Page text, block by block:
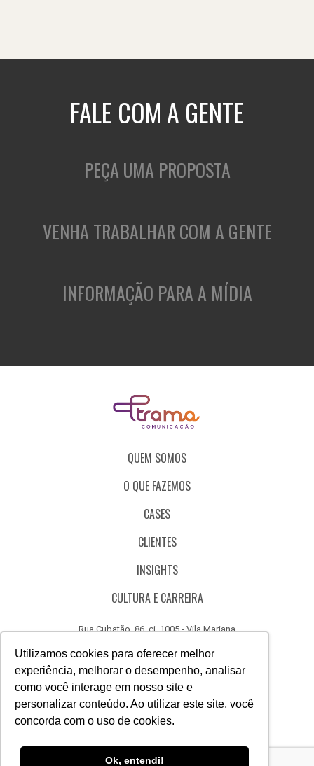
Utilizamos cookies para oferecer melhor
experiência, melhorar o desempenho, analisar
como você interage em nosso site e
personalizar conteúdo. Ao utilizar este site, você
concorda com o uso de cookies.
Ok, entendi!
FALE COM A GENTE
PEÇA UMA PROPOSTA
VENHA TRABALHAR COM A GENTE
INFORMAÇÃO PARA A MÍDIA
QUEM SOMOS
O QUE FAZEMOS
CASES
CLIENTES
INSIGHTS
CULTURA E CARREIRA
Rua Cubatão, 86, cj. 1005 - Vila Mariana
CÓDIGO DE ÉTICA
CANAL DE DENÚNCIAS
AcesseAcesseAcesse